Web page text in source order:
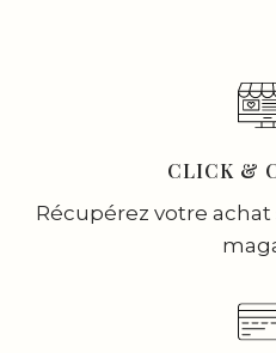
CLICK &
Récupérez votre